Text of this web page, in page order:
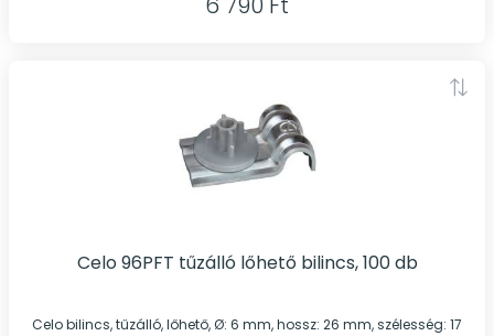
Celo 96PFT tűzálló lőhető bilincs, 100 db
Celo bilincs, tűzálló, lőhető, Ø: 6 mm, hossz: 26 mm, szélesség: 17